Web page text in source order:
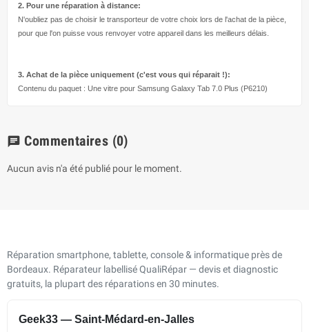
2. Pour une réparation à distance:
N'oubliez pas de choisir le transporteur de votre choix lors de l'achat de la pièce,
pour que l'on puisse vous renvoyer votre appareil dans les meilleurs délais.
3. Achat de la pièce uniquement (c'est vous qui réparait !):
Contenu du paquet : Une vitre pour Samsung Galaxy Tab 7.0 Plus (P6210)
chat Commentaires (0)
Aucun avis n'a été publié pour le moment.
Réparation smartphone, tablette, console & informatique près de
Bordeaux. Réparateur labellisé QualiRépar — devis et diagnostic
gratuits, la plupart des réparations en 30 minutes.
Geek33 — Saint-Médard-en-Jalles